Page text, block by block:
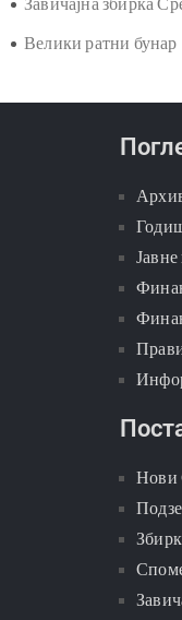
Завичајна збирка
Велики ратни бунар
Јавне
Нови